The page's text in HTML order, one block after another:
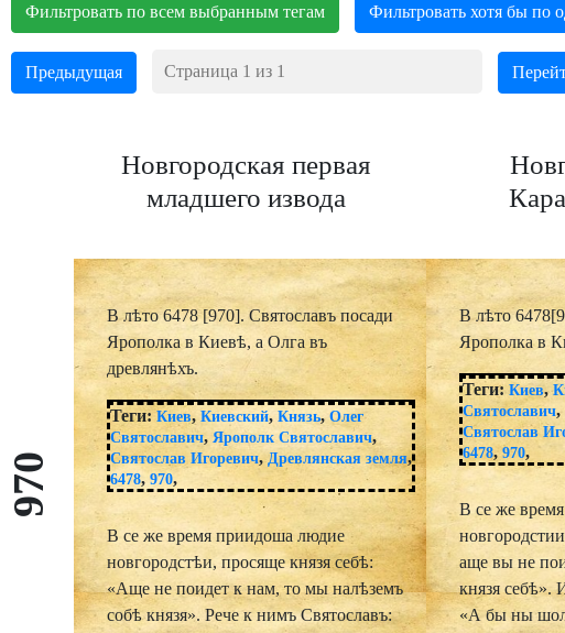
Фильтровать по всем выбранным тегам Фильтровать хотя бы по
Новгородская первая
младшего извода
970
В лѣто 6478 [970]. Святославъ посади
Ярополка в Киевѣ, а Олга въ
древлянѣхъ.
Теги:Киев, Киевский, Князь, Олег
Святославич, Ярополк Святославич,
Святослав Игоревич,Древлянская земля,
6478,970,
В се же время приидоша людие
новгородстѣи, просяще князя себѣ:
«Аще не поидет к нам, то мы налѣземъ
собѣ князя». Рече к нимъ Святославъ:
В лѣто
Ярополка в
Теги:Киев,
Святославич,
Святослав
6478,970,
В се же
аще вы не
князя себѣ».
«А бы ны